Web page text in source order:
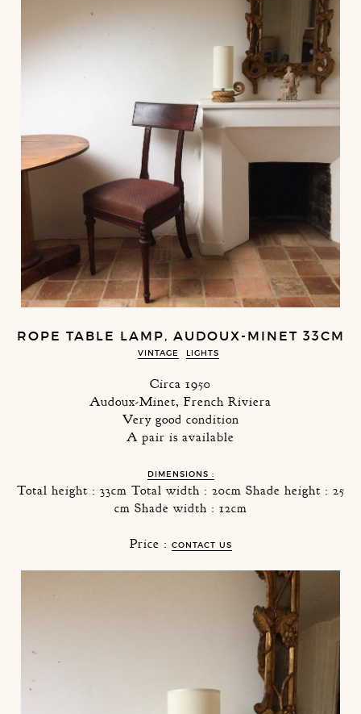
ROPE TABLE LAMP, AUDOUX-MINET 33CM
VINTAGE LIGHTS
Circa 1950
Audoux-Minet, French Riviera
Very good condition
A pair is available
DIMENSIONS :
Total height : 33cm Total width : 20cm Shade height : 25
cm Shade width : 12cm
Price : CONTACT US